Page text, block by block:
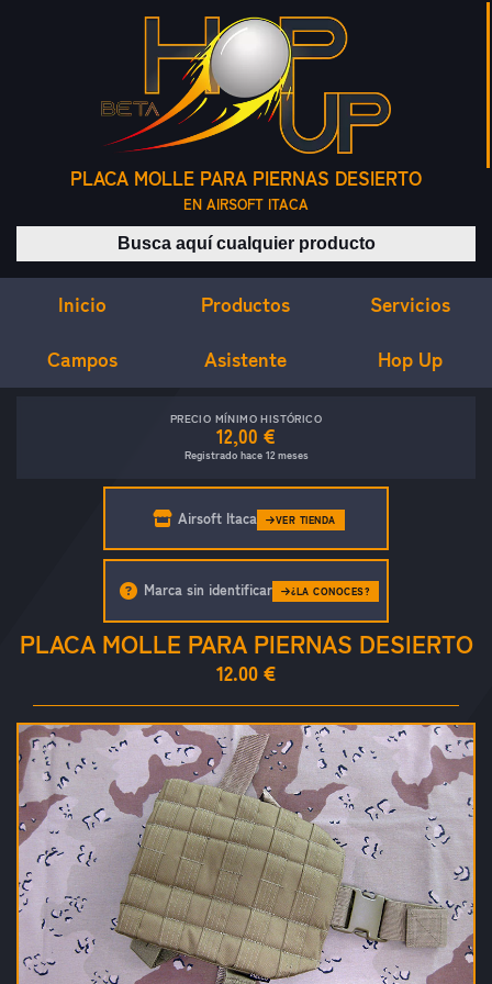
PLACA MOLLE PARA PIERNAS DESIERTO
EN AIRSOFT ITACA
Buscar productos
Inicio Productos Servicios
Campos Asistente Hop Up
PRECIO MÍNIMO HISTÓRICO
12,00 €
Registrado hace 12 meses
Airsoft Itaca VER TIENDA
PLACA MOLLE PARA PIERNAS DESIERTO
12.00 €
Marca sin identificar ¿LA CONOCES?